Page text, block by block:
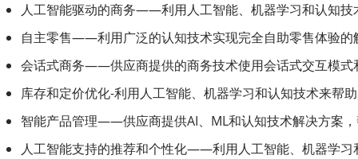
人工智能驱动的商务——利用人工智能、机器学习和认知技
自主零售——利用广泛的认知技术实现完全自助零售体验的
会话式商务——供应商提供的商务技术使用会话式交互模式
库存和定价优化-利用人工智能、机器学习和认知技术来帮
智能产品管理——供应商提供AI、ML和认知技术解决方案
人工智能支持的推荐和个性化——利用人工智能、机器学